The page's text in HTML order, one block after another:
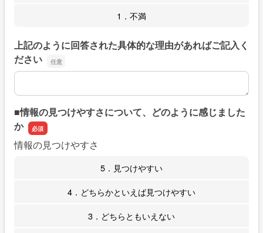
1．不満
上記のように回答された具体的な理由があればご記入く
ださい
上記のように回答された具体的な理由があればご記入くだ
■情報の見つけやすさについて、どのように感じました
か
情報の見つけやすさ
5．見つけやすい
4．どちらかといえば見つけやすい
3．どちらともいえない